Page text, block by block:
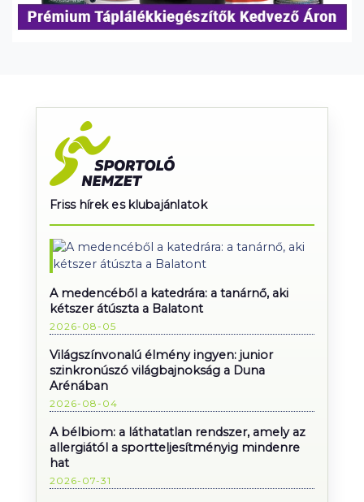
Friss hírek es klubajánlatok
A medencéből a katedrára: a tanárnő, aki
kétszer átúszta a Balatont
2026-08-05
Világszínvonalú élmény ingyen: junior
szinkronúszó világbajnokság a Duna
Arénában
2026-08-04
A bélbiom: a láthatatlan rendszer, amely az
allergiától a sportteljesítményig mindenre
hat
2026-07-31